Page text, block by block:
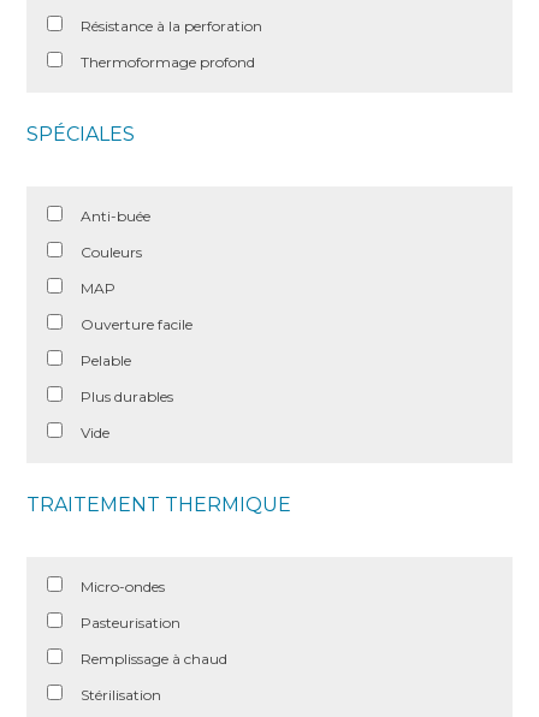
Résistance à la perforation
Thermoformage profond
SPÉCIALES
Anti-buée
Couleurs
MAP
Ouverture facile
Pelable
Plus durables
Vide
TRAITEMENT THERMIQUE
Micro-ondes
Pasteurisation
Remplissage à chaud
Stérilisation